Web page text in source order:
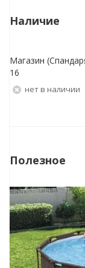
Наличие
Магазин
16
Нет в наличии
Полезное